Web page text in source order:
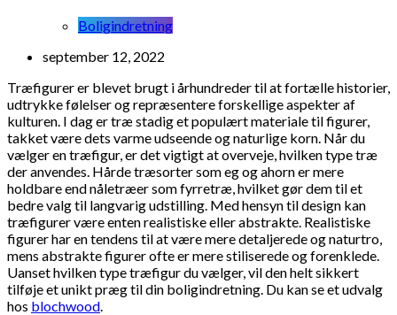
Boligindretning
september 12, 2022
Træfigurer er blevet brugt i århundreder til at fortælle historier,
udtrykke følelser og repræsentere forskellige aspekter af
kulturen. I dag er træ stadig et populært materiale til figurer,
takket være dets varme udseende og naturlige korn. Når du
vælger en træfigur, er det vigtigt at overveje, hvilken type træ
der anvendes. Hårde træsorter som eg og ahorn er mere
holdbare end nåletræer som fyrretræ, hvilket gør dem til et
bedre valg til langvarig udstilling. Med hensyn til design kan
træfigurer være enten realistiske eller abstrakte. Realistiske
figurer har en tendens til at være mere detaljerede og naturtro,
mens abstrakte figurer ofte er mere stiliserede og forenklede.
Uanset hvilken type træfigur du vælger, vil den helt sikkert
tilføje et unikt præg til din boligindretning. Du kan se et udvalg
hos blochwood